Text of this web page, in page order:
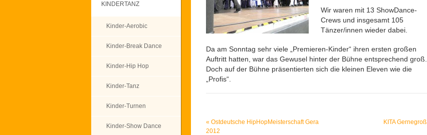
KINDERTANZ
Kinder-Aerobic
Kinder-Break Dance
Kinder-Hip Hop
Kinder-Tanz
Kinder-Turnen
Kinder-Show Dance
Wir waren mit 13 ShowDance-
Crews und insgesamt 105
Tänzer/innen wieder dabei.
Da am Sonntag sehr viele „Premieren-Kinder“ ihren ersten großen
Auftritt hatten, war das Gewusel hinter der Bühne entsprechend groß.
Doch auf der Bühne präsentierten sich die kleinen Eleven wie die
„Profis“.
« Ostdeutsche HipHopMeisterschaft Gera
2012
KITA Gernegroß